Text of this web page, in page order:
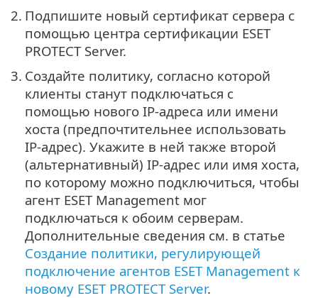
2. Подпишите новый сертификат сервера с
помощью центра сертификации ESET
PROTECT Server.
3. Создайте политику, согласно которой
клиенты станут подключаться с
помощью нового IP-адреса или имени
хоста (предпочтительнее использовать
IP-адрес). Укажите в ней также второй
(альтернативный) IP-адрес или имя хоста,
по которому можно подключиться, чтобы
агент ESET Management мог
подключаться к обоим серверам.
Дополнительные сведения см. в статье
Создание политики, регулирующей
подключение агентов ESET Management к
новому ESET PROTECT Server.